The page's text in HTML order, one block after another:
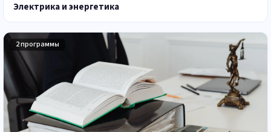
Электрика и энергетика
2 программы